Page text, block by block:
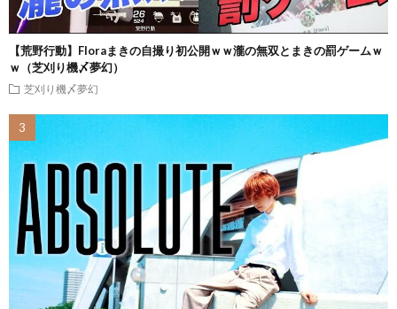
【荒野行動】Floraまきの自撮り初公開ｗｗ瀧の無双とまきの罰ゲームｗ
ｗ（芝刈り機〆夢幻）
芝刈り機〆夢幻